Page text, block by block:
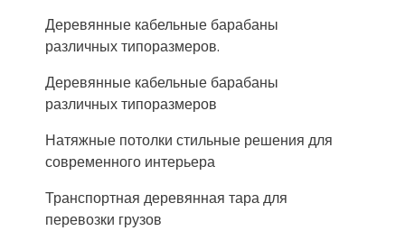
Деревянные кабельные барабаны
различных типоразмеров.
Деревянные кабельные барабаны
различных типоразмеров
Натяжные потолки стильные решения для
современного интерьера
Транспортная деревянная тара для
перевозки грузов